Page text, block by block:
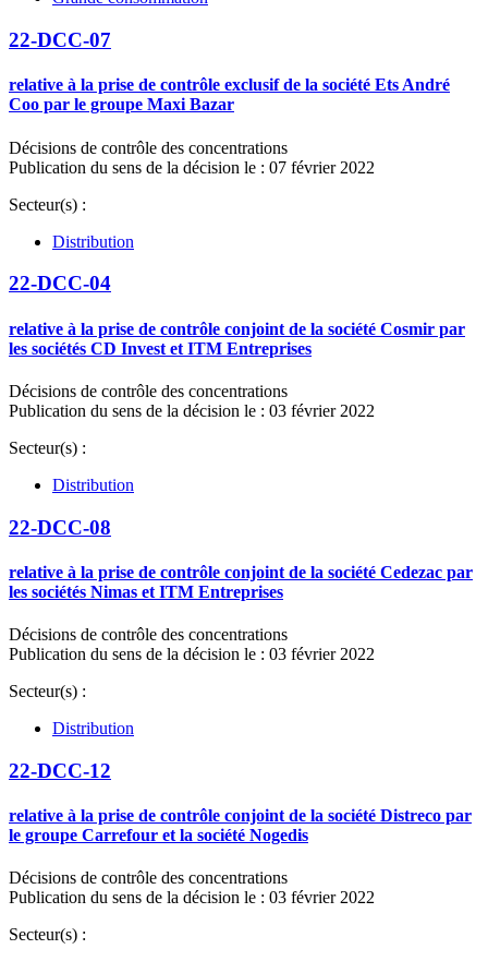
22-DCC-07
relative à la prise de contrôle exclusif de la société Ets André
Coo par le groupe Maxi Bazar
Décisions de contrôle des concentrations
Publication du sens de la décision le : 07 février 2022
Secteur(s) :
Distribution
22-DCC-04
relative à la prise de contrôle conjoint de la société Cosmir par
les sociétés CD Invest et ITM Entreprises
Décisions de contrôle des concentrations
Publication du sens de la décision le : 03 février 2022
Secteur(s) :
Distribution
22-DCC-08
relative à la prise de contrôle conjoint de la société Cedezac par
les sociétés Nimas et ITM Entreprises
Décisions de contrôle des concentrations
Publication du sens de la décision le : 03 février 2022
Secteur(s) :
Distribution
22-DCC-12
relative à la prise de contrôle conjoint de la société Distreco par
le groupe Carrefour et la société Nogedis
Décisions de contrôle des concentrations
Publication du sens de la décision le : 03 février 2022
Secteur(s) :